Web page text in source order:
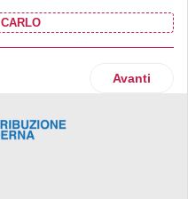
sponsor della Maratona di
Articolo
Avanti